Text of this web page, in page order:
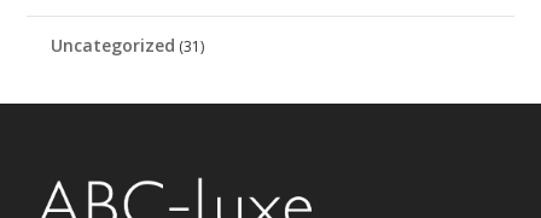
Uncategorized (31)